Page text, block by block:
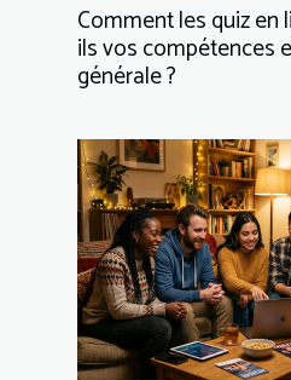
Comment les quiz
ils vos compétences
générale ?